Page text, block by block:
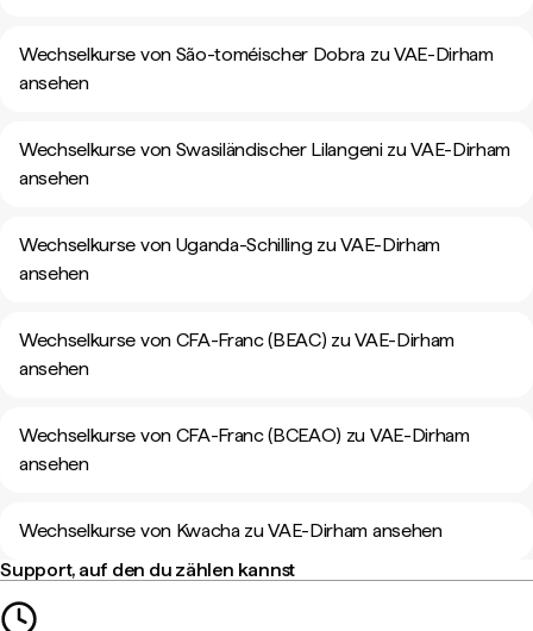
Wechselkurse von São-toméischer Dobra zu VAE-Dirham
ansehen
Wechselkurse von Swasiländischer Lilangeni zu VAE-Dirham
ansehen
Wechselkurse von Uganda-Schilling zu VAE-Dirham
ansehen
Wechselkurse von CFA-Franc (BEAC) zu VAE-Dirham
ansehen
Wechselkurse von CFA-Franc (BCEAO) zu VAE-Dirham
ansehen
Wechselkurse von Kwacha zu VAE-Dirham ansehen
Support, auf den du zählen kannst